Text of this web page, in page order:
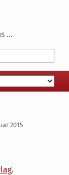
...
2015
.